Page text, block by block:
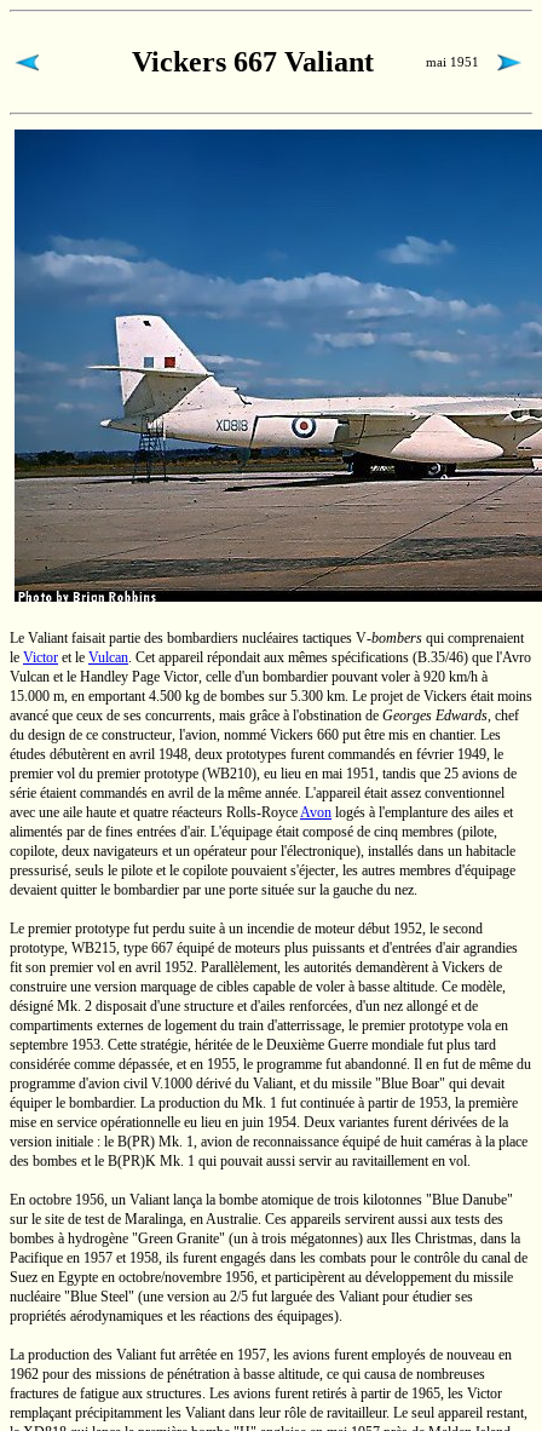
Vickers 667 Valiant mai 1951
Le Valiant faisait partie des bombardiers nucléaires tactiques V-bombers qui comprenaient
le Victor et le Vulcan. Cet appareil répondait aux mêmes spécifications (B.35/46) que l'Avro
Vulcan et le Handley Page Victor, celle d'un bombardier pouvant voler à 920 km/h à
15.000 m, en emportant4.500 kg de bombes sur 5.300 km. Le projet de Vickers était moins
avancé que ceux de ses concurrents, mais grâce à l'obstination de Georges Edwards, chef
du design de ce constructeur, l'avion, nommé Vickers 660 put être mis en chantier. Les
études débutèrent en avril 1948, deux prototypes furent commandés en février 1949, le
premier vol du premier prototype (WB210), eu lieu en mai 1951, tandis que 25 avions de
série étaient commandés en avril de la même année. L'appareil était assez conventionnel
avec une aile haute et quatre réacteurs Rolls-RoyceAvon logés à l'emplanture des ailes et
alimentés par de fines entrées d'air. L'équipage était composé de cinq membres (pilote,
copilote, deux navigateurs et un opérateur pour l'électronique), installés dans un habitacle
pressurisé, seuls le pilote et le copilote pouvaient s'éjecter, les autres membres d'équipage
devaient quitter le bombardier par une porte située sur la gauche du nez.
Le premier prototype fut perdu suite à un incendie de moteur début 1952, le second
prototype, WB215, type 667 équipé de moteurs plus puissants et d'entrées d'air agrandies
fit son premier vol en avril 1952. Parallèlement, les autorités demandèrent à Vickers de
construire une version marquage de cibles capable de voler à basse altitude. Ce modèle,
désigné Mk. 2 disposait d'une structure et d'ailes renforcées, d'un nez allongé et de
compartiments externes de logement du train d'atterrissage, le premier prototype vola en
septembre 1953. Cette stratégie, héritée de le Deuxième Guerre mondiale fut plus tard
considérée comme dépassée, et en 1955, le programme fut abandonné. Il en fut de même du
programme d'avion civil V.1000 dérivé du Valiant, et du missile "Blue Boar" qui devait
équiper le bombardier. La production du Mk. 1 fut continuée à partir de 1953, la première
mise en service opérationnelle eu lieu en juin 1954. Deux variantes furent dérivées de la
version initiale : le B(PR) Mk. 1, avion de reconnaissance équipé de huit caméras à la place
des bombes et le B(PR)K Mk. 1 qui pouvait aussi servir au ravitaillement en vol.
En octobre 1956, un Valiant lança la bombe atomique de trois kilotonnes "Blue Danube"
sur le site de test de Maralinga, en Australie. Ces appareils servirent aussi aux tests des
bombes à hydrogène "Green Granite" (un à trois mégatonnes) aux Iles Christmas, dans la
Pacifique en 1957 et 1958, ils furent engagés dans les combats pour le contrôle du canal de
Suez en Egypte en octobre/novembre 1956, et participèrent au développement du missile
nucléaire "Blue Steel" (une version au 2/5 fut larguée des Valiant pour étudier ses
propriétés aérodynamiques et les réactions des équipages).
La production des Valiant fut arrêtée en 1957, les avions furent employés de nouveau en
1962 pour des missions de pénétration à basse altitude, ce qui causa de nombreuses
fractures de fatigue aux structures. Les avions furent retirés à partir de 1965, les Victor
remplaçant précipitamment les Valiant dans leur rôle de ravitailleur. Le seul appareil restant,